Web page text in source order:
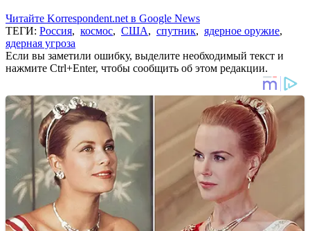
Читайте Korrespondent.net в Google News
ТЕГИ: Россия, космос, США, спутник, ядерное оружие,
ядерная угроза
Если вы заметили ошибку, выделите необходимый текст и
нажмите Ctrl+Enter, чтобы сообщить об этом редакции.